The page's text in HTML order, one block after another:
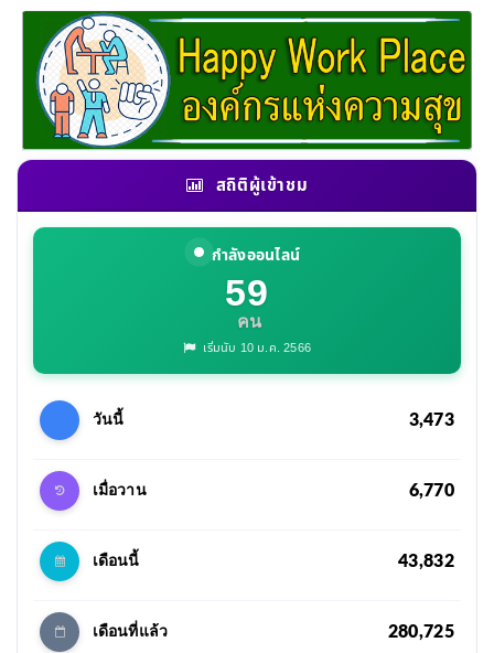
สถิติผู้เข้าชม
กำลังออนไลน์
59
คน
เริ่มนับ 10 ม.ค. 2566
วันนี้ 3,473
เมื่อวาน 6,770
เดือนนี้ 43,832
เดือนที่แล้ว 280,725